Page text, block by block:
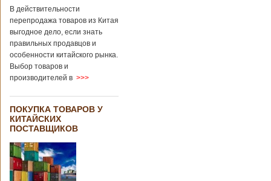
В действительности
перепродажа товаров из Китая
выгодное дело, если знать
правильных продавцов и
особенности китайского рынка.
Выбор товаров и
производителей в >>>
ПОКУПКА ТОВАРОВ У
КИТАЙСКИХ
ПОСТАВЩИКОВ